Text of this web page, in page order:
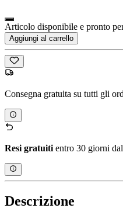
Articolo disponibile e pronto
Aggiungi al carrello
Consegna gratuita su tutti gli
Resi gratuiti entro 30 giorni
Descrizione